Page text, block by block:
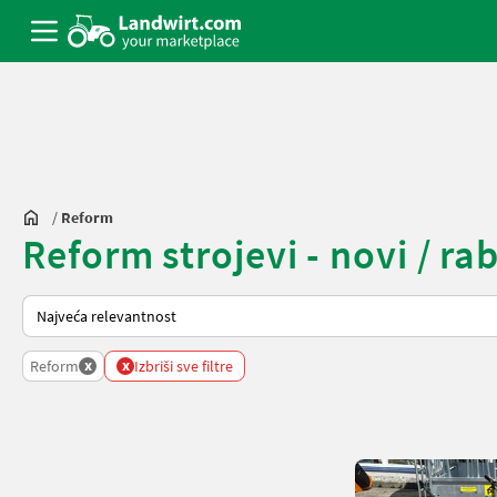
/ Reform
Reform strojevi - novi /
Tako se sortira na Landwirt.com
Reform x x Izbriši sve filtre